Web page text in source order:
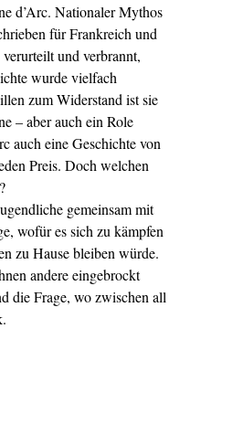
d’Arc. Nationaler Mythos
für Frankreich und
und verbrannt,
wurde vielfach
zum Widerstand ist sie
– aber auch ein Role
auch eine Geschichte von
Preis. Doch welchen
gemeinsam mit
wofür es sich zu kämpfen
zu Hause bleiben würde.
andere eingebrockt
die Frage, wo zwischen all